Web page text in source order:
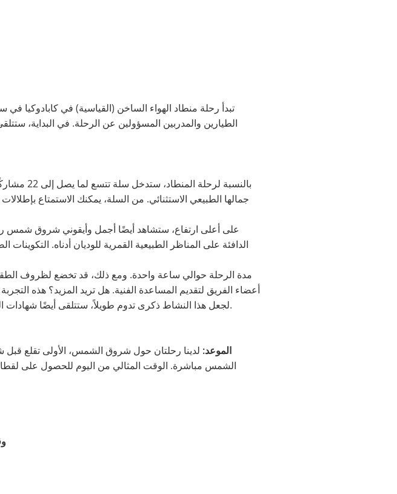
تبدأ رحلة منطاد الهواء الساخن (القياسية) في كابادوكيا
الطيارين والمدربين المسؤولين عن الرحلة. في البداية،
بالنسبة
جمالها الطبيعي الاستثنائي. من السلة، يمكنك الاستمتاع
على أعلى ارتفاع، ستشاهد أيضًا أجمل وأيقوني شروق شمس
الدافئة على المناظر الطبيعية القمرية للوديان أدناه.
مدة الرحلة حوالي ساعة واحدة. ومع ذلك، قد تخضع لظروف
أعضاء الفريق لتقديم المساعدة الفنية. هل تريد المزيد؟ هذه
لجعل هذا النشاط ذكرى تدوم طويلاً، ستتلقى أيضًا شهادات الرحلة الشخصية الخاصة بك. في نهاية الاحتفال، ستقلك الحافلة إلى فندقك.
الموعد:
الشمس مباشرة. الوقت المثالي من اليوم للحصول على